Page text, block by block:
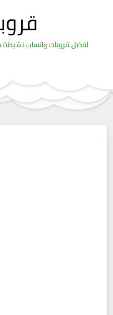
افضل قروبات واتساب نشيطة